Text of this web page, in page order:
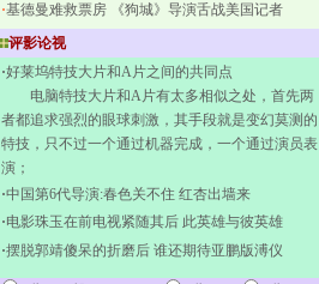
·基德曼难救票房 《狗城》导演舌战美国记者
评影论视
·好莱坞特技大片和A片之间的共同点
电脑特技大片和A片有太多相似之处，首先两
者都追求强烈的眼球刺激，其手段就是变幻莫测的
特技，只不过一个通过机器完成，一个通过演员表
演；
·中国第6代导演:春色关不住 红杏出墙来
·电影珠玉在前电视紧随其后 此英雄与彼英雄
·摆脱郭靖傻呆的折磨后 谁还期待亚鹏版溥仪